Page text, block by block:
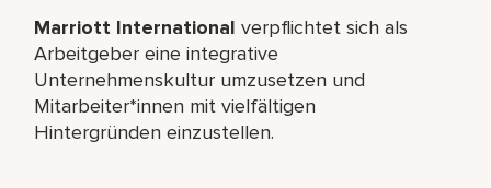
Marriott International verpflichtet sich als
Arbeitgeber eine integrative
Unternehmenskultur umzusetzen und
Mitarbeiter*innen mit vielfältigen
Hintergründen einzustellen.